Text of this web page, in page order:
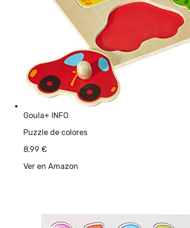
Goula+ INFO
Puzzle de colores
8,99 €
Ver en Amazon